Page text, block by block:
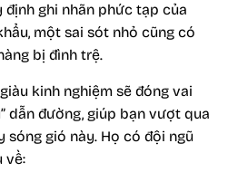
ghi nhãn phức tạp của
một sai sót nhỏ cũng có
bị đình trệ.
kinh nghiệm sẽ đóng vai
dẫn đường, giúp bạn vượt qua
sóng gió này. Họ có đội ngũ
về: